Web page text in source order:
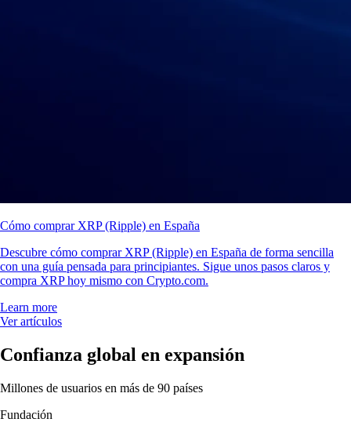
Cómo comprar XRP (Ripple) en España
Descubre cómo comprar XRP (Ripple) en España de forma sencilla
con una guía pensada para principiantes. Sigue unos pasos claros y
compra XRP hoy mismo con Crypto.com.
Learn more
Ver artículos
Confianza global en expansión
Millones de usuarios en más de 90 países
Fundación